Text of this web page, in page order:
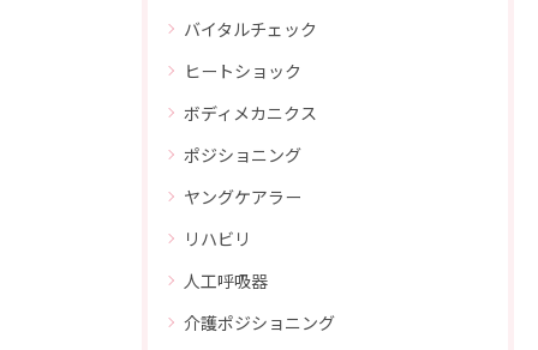
バイタルチェック
ヒートショック
ボディメカニクス
ポジショニング
ヤングケアラー
リハビリ
人工呼吸器
介護ポジショニング